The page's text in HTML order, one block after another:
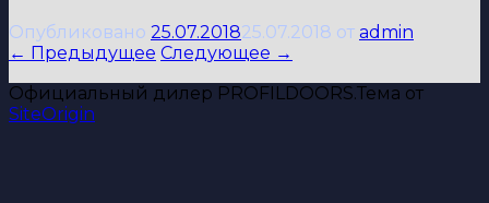
Опубликовано 25.07.201825.07.2018 от admin
← Предыдущее Следующее →
Официальный дилер PROFILDOORS.Тема от
SiteOrigin